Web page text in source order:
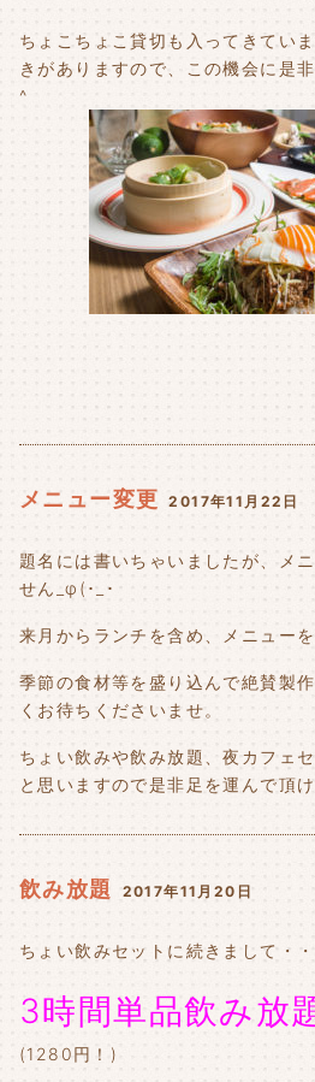
ちょこちょこ貸切も入ってきてい
きがありますので、この機会に是
^
メニュー変更 2017年11月22日
題名には書いちゃいましたが、メ
せん_φ(･_･
来月からランチを含め、メニュー
季節の食材等を盛り込んで絶賛製
くお待ちくださいませ。
ちょい飲みや飲み放題、夜カフェ
と思いますので是非足を運んで頂
飲み放題 2017年11月20日
ちょい飲みセットに続きまして・・
3時間単品飲み放
(1280円！)